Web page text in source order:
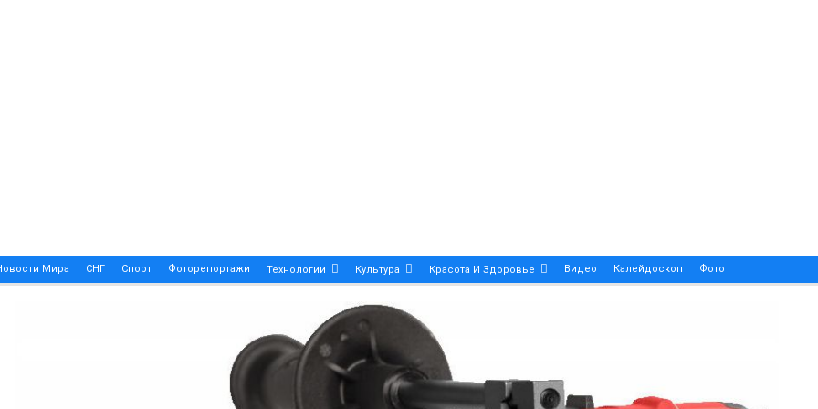
Мира СНГ Спорт Фоторепортажи Технологии Культура Красота И Здоровье Видео Калейдоскоп Фото